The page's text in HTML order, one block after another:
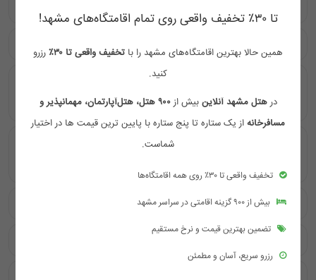
هتل آپارتمان هیراد مشهد دارای چه نوع رستورانی است؟
آیا هتل آپارتمان هیراد مشهد به سیستم تهویه مطبوع مجهز
است؟
چه ویژگی‌هایی باعث جذابیت هتل آپارتمان هیراد مشهد
آیا در هتل آپارتمان هیراد مشهد اینترنت در دسترس است؟
تا ۳۰٪ تخفیف واقعی روی تمام اقامتگاه‌های مشهد!
همین حالا بهترین اقامتگاه‌های مشهد را با تخفیف واقعی تا ۳۰٪
رزرو
کنید.
درهتل مشهد آنلاین بیش از
۹۰۰ هتل، هتل‌آپارتمان، مهمانپذیر و
مسافرخانه از یک ستاره تا پنج ستاره با پایین ترین قیمت ها در اختیار
شماست.
تخفیف واقعی تا ۳۰٪ روی همه اقامتگاه‌ها
بیش از ۹۰۰ گزینه اقامتی در سراسر مشهد
تضمین بهترین قیمت و نرخ مستقیم
رزرو سریع، آسان و مطمئن